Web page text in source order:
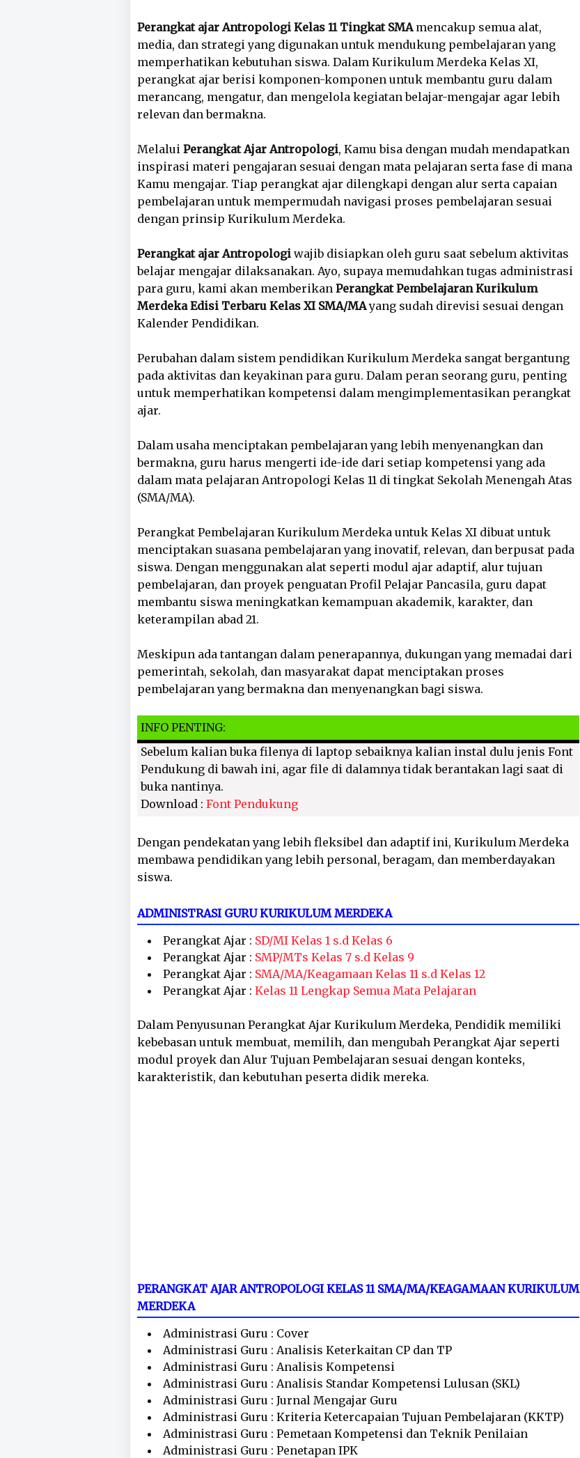
Perangkat ajar Antropologi Kelas 11 Tingkat SMAmencakup semua alat,
media, dan strategi yang digunakan untuk mendukung pembelajaran yang
memperhatikan kebutuhan siswa. Dalam Kurikulum Merdeka Kelas XI,
perangkat ajar berisi komponen-komponen untuk membantu guru dalam
merancang, mengatur, dan mengelola kegiatan belajar-mengajar agar lebih
relevan dan bermakna.
Melalui Perangkat Ajar Antropologi, Kamu bisa dengan mudah mendapatkan
inspirasi materi pengajaran sesuai dengan mata pelajaran serta fase di mana
Kamu mengajar. Tiap perangkat ajar dilengkapi dengan alur serta capaian
pembelajaran untuk mempermudah navigasi proses pembelajaran sesuai
dengan prinsip Kurikulum Merdeka.
Perangkat ajar Antropologi wajib disiapkan oleh guru saat sebelum aktivitas
belajar mengajar dilaksanakan. Ayo, supaya memudahkan tugas administrasi
para guru, kami akan memberikan Perangkat Pembelajaran Kurikulum
Merdeka Edisi Terbaru Kelas XI SMA/MAyang sudah direvisi sesuai dengan
Kalender Pendidikan.
Perubahan dalam sistem pendidikan Kurikulum Merdeka sangat bergantung
pada aktivitas dan keyakinan para guru. Dalam peran seorang guru, penting
untuk memperhatikan kompetensi dalam mengimplementasikan perangkat
ajar.
Dalam usaha menciptakan pembelajaran yang lebih menyenangkan dan
bermakna, guru harus mengerti ide-ide dari setiap kompetensi yang ada
dalam mata pelajaran Antropologi Kelas 11 di tingkat Sekolah Menengah Atas
(SMA/MA).
Perangkat Pembelajaran Kurikulum Merdeka untuk Kelas XI dibuat untuk
menciptakan suasana pembelajaran yang inovatif, relevan, dan berpusat pada
siswa. Dengan menggunakan alat seperti modul ajar adaptif, alur tujuan
pembelajaran, dan proyek penguatan Profil Pelajar Pancasila, guru dapat
membantu siswa meningkatkan kemampuan akademik, karakter, dan
keterampilan abad 21.
Meskipun ada tantangan dalam penerapannya, dukungan yang memadai dari
pemerintah, sekolah, dan masyarakat dapat menciptakan proses
pembelajaran yang bermakna dan menyenangkan bagi siswa.
INFO PENTING:
Sebelum kalian buka filenya di laptop sebaiknya kalian instal dulu jenis Font
Pendukung di bawah ini, agar file di dalamnya tidak berantakan lagi saat di
buka nantinya.
Download : Font Pendukung
Dengan pendekatan yang lebih fleksibel dan adaptif ini, Kurikulum Merdeka
membawa pendidikan yang lebih personal, beragam, dan memberdayakan
siswa.
ADMINISTRASI GURU KURIKULUM MERDEKA
Perangkat Ajar : SD/MI Kelas 1 s.d Kelas 6
Perangkat Ajar : SMP/MTs Kelas 7 s.d Kelas 9
Perangkat Ajar : SMA/MA/Keagamaan Kelas 11 s.d Kelas 12
Perangkat Ajar : Kelas 11 Lengkap Semua Mata Pelajaran
Dalam Penyusunan Perangkat Ajar Kurikulum Merdeka, Pendidik memiliki
kebebasan untuk membuat, memilih, dan mengubah Perangkat Ajar seperti
modul proyek dan Alur Tujuan Pembelajaran sesuai dengan konteks,
karakteristik, dan kebutuhan peserta didik mereka.
PERANGKAT AJAR ANTROPOLOGI KELAS 11 SMA/MA/KEAGAMAAN KURIKULUM
MERDEKA
Administrasi Guru : Cover
Administrasi Guru : Analisis Keterkaitan CP dan TP
Administrasi Guru : Analisis Kompetensi
Administrasi Guru : Analisis Standar Kompetensi Lulusan (SKL)
Administrasi Guru : Jurnal Mengajar Guru
Administrasi Guru : Kriteria Ketercapaian Tujuan Pembelajaran (KKTP)
Administrasi Guru : Pemetaan Kompetensi dan Teknik Penilaian
Administrasi Guru : Penetapan IPK